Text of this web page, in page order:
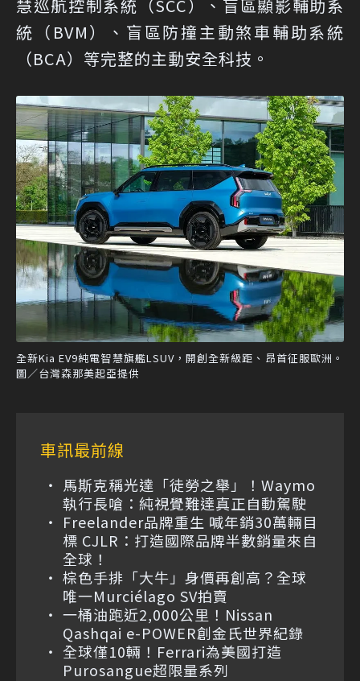
慧巡航控制系統（SCC）、盲區顯影輔助系
統（BVM）、盲區防撞主動煞車輔助系統
（BCA）等完整的主動安全科技。
全新Kia EV9純電智慧旗艦LSUV，開創全新級距、昂首征服歐洲。
圖／台灣森那美起亞提供
車訊最前線
馬斯克稱光達「徒勞之舉」！Waymo
執行長嗆：純視覺難達真正自動駕駛
Freelander品牌重生 喊年銷30萬輛目
標 CJLR：打造國際品牌半數銷量來自
全球！
棕色手排「大牛」身價再創高？全球
唯一Murciélago SV拍賣
一桶油跑近2,000公里！Nissan
Qashqai e-POWER創金氏世界紀錄
全球僅10輛！Ferrari為美國打造
Purosangue超限量系列